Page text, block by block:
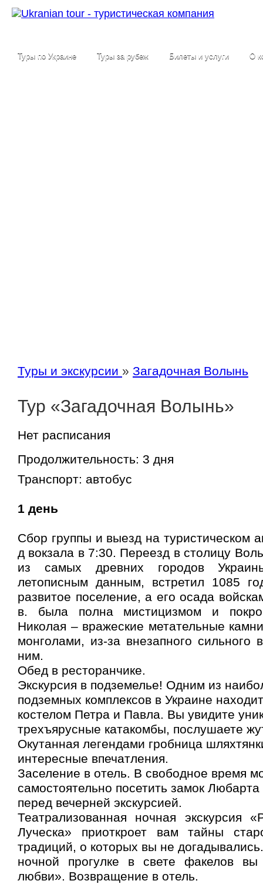
Туры по Украине Туры за рубеж Билеты и услуги О
Туры и экскурсии » Загадочная Волынь
Тур «Загадочная Волынь»
Нет расписания
Продолжительность: 3 дня
Транспорт: автобус
1 день
Сбор группы и выезд на туристическом
д вокзала в 7:30. Переезд в столицу
из самых древних городов
летописным данным, встретил 1085
развитое поселение, а его осада
в. была полна мистицизмом и
Николая – вражеские метательные
монголами, из-за внезапного сильного
ним.
Обед в ресторанчике.
Экскурсия в подземелье! Одним из
подземных комплексов в Украине
костелом Петра и Павла. Вы увидите
трехъярусные катакомбы, послушаете
Окутанная легендами гробница
интересные впечатления.
Заселение в отель. В свободное время
самостоятельно посетить замок Любарта
перед вечерней экскурсией.
Театрализованная ночная экскурсия
Луческа» приоткроет вам тайны
традиций, о которых вы не
ночной прогулке в свете факелов вы
любви». Возвращение в отель.